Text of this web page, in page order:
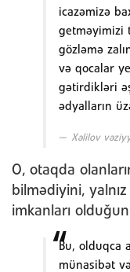
icazəmizə
getməyimizi
gözləmə
və qocalar
gətirdikləri
ədyalların
Xəlilov
O, otaqda
bilmədiyini,
imkanları
Bu, olduqca
münasibət